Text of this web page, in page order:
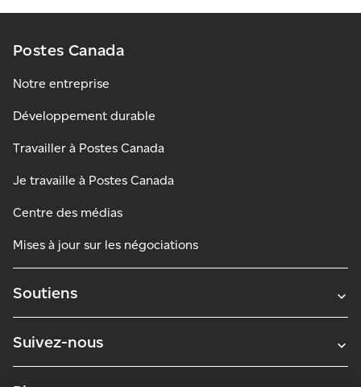
Postes Canada
Notre entreprise
Développement durable
Travailler à Postes Canada
Je travaille à Postes Canada
Centre des médias
Mises à jour sur les négociations
Soutiens
Suivez-nous